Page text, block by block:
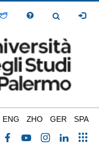
Toggle
ENG ZHO GER SPA